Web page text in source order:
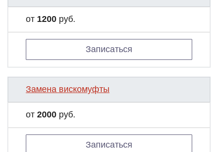
от 1200 руб.
Записаться
Замена вискомуфты
от 2000 руб.
Записаться